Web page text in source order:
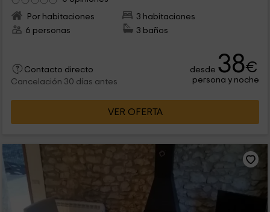
Por habitaciones
3 habitaciones
6 personas
3 baños
Contacto directo
Cancelación 30 días antes
desde 38€
persona y noche
VER OFERTA